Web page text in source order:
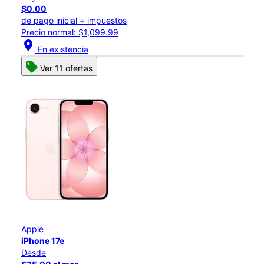
$0.00
de pago inicial + impuestos
Precio normal: $1,099.99
location_on En existencia
Ver 11 ofertas
Apple
iPhone 17e
Desde